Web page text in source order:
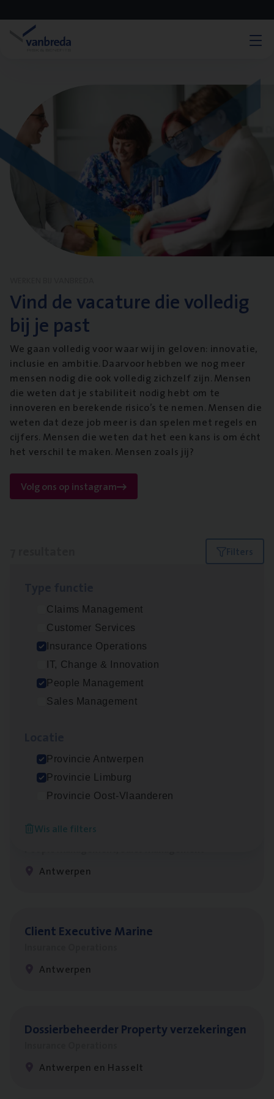
Vind de vacature die volledig
bij je past
We gaan volledig voor waar wij in geloven: innovatie,
inclusie en ambitie. Daarvoor hebben we nog meer
mensen nodig die ook volledig zichzelf zijn. Mensen
die weten dat je stabiliteit nodig hebt om te
innoveren en berekende risico’s te nemen. Mensen die
weten dat deze job meer is dan spelen met regels en
cijfers. Mensen die weten dat het een kans is om écht
het verschil te maken. Mensen zoals jij?
Volg ons op instagram
Filters
Claims Management
Customer Services
Insurance Operations
IT, Change & Innovation
People Management
Sales Management
Provincie Antwerpen
Provincie Limburg
Provincie Oost-Vlaanderen
Wis alle filters
Dos­sier­be­heer­der ver­ze­ke­rin­gen — Soci­al
Pro­fit en Public
Insurance Operations
Antwerpen
Insurance Operations
Beveren
Busi­ness Mana­ger Mari­ne Cargo
Antwerpen
Client Exe­cu­ti­ve Marine
Antwerpen
Dos­sier­be­heer­der Pro­per­ty verzekeringen
Antwerpen en Hasselt